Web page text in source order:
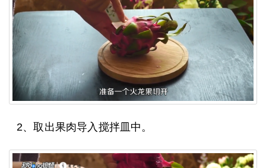
2、取出果肉导入搅拌皿中。